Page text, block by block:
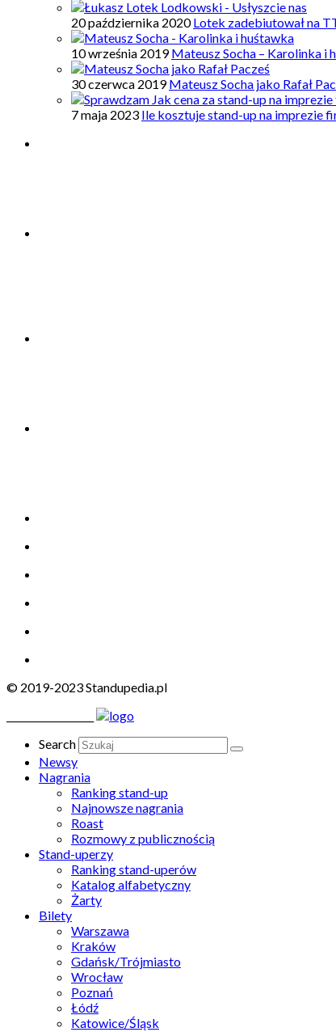
20 października 2020 Lotek zadebiutował na
10 września 2019 Mateusz Socha – Karolinka i
30 czerwca 2019 Mateusz Socha jako Rafał
7 maja 2023 Ile kosztuje stand-up na imprezie
© 2019-2023 Standupedia.pl
Search
Newsy
Nagrania
Ranking stand-up
Najnowsze nagrania
Roast
Rozmowy z publicznością
Stand-uperzy
Ranking stand-uperów
Katalog alfabetyczny
Żarty
Bilety
Warszawa
Kraków
Gdańsk/Trójmiasto
Wrocław
Poznań
Łódź
Katowice/Śląsk